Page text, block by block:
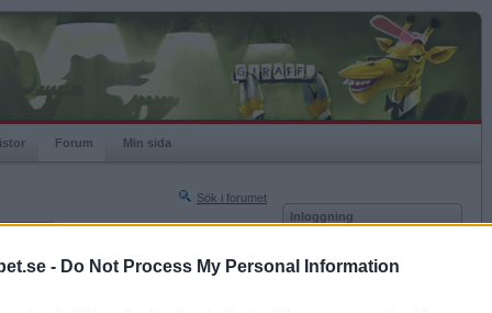
- Do Not Process My Personal Information
Forum Min sida
Sök i forumet
Nästa sida »
Inloggning